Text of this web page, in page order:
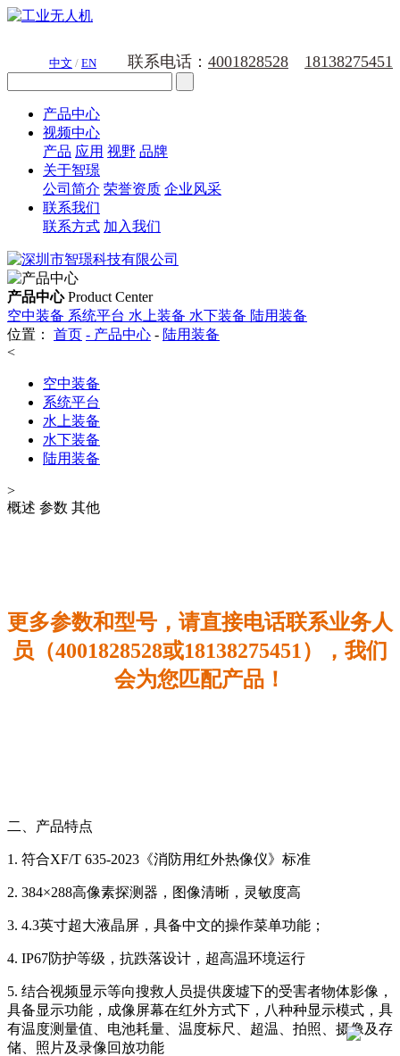
中文 / EN 联系电话： 4001828528 18138275451
产品中心
视频中心
产品 应用 视野 品牌
关于智璟
公司简介 荣誉资质 企业风采
联系我们
联系方式 加入我们
产品中心 Product Center
空中装备 系统平台 水上装备 水下装备 陆用装备
位置：
首页 - 产品中心 - 陆用装备
<
空中装备
系统平台
水上装备
水下装备
陆用装备
>
概述 参数 其他
更多参数和型号，请直接电话联系业务人
员（4001828528或18138275451），我们
会为您匹配产品！
二、产品特点
1. 符合XF/T 635-2023《消防用红外热像仪》标准
2. 384×288高像素探测器，图像清晰，灵敏度高
3. 4.3英寸超大液晶屏，具备中文的操作菜单功能；
4. IP67防护等级，抗跌落设计，超高温环境运行
5. 结合视频显示等向搜救人员提供废墟下的受害者物体影像，
具备显示功能，成像屏幕在红外方式下，八种种显示模式，具
有温度测量值、电池耗量、温度标尺、超温、拍照、摄像及存
储、照片及录像回放功能